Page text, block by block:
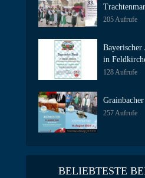
205 Aufrufe
Bayerischer
in
128 Aufrufe
257 Aufrufe
BELIEBTESTE